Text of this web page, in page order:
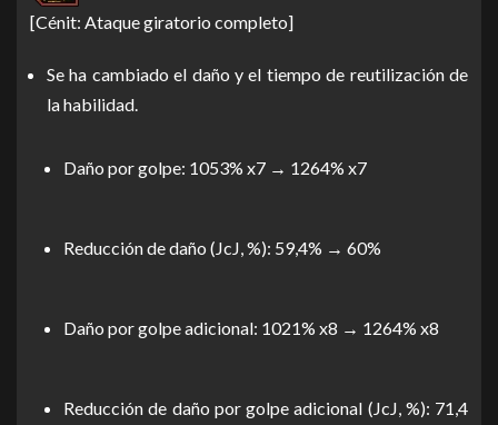
[Cénit: Ataque giratorio completo]
Se ha cambiado el daño y el tiempo de reutilización de
la habilidad.
Daño por golpe: 1053% x7 → 1264% x7
Reducción de daño (JcJ, %): 59,4% → 60%
Daño por golpe adicional: 1021% x8 → 1264% x8
Reducción de daño por golpe adicional (JcJ, %): 71,4